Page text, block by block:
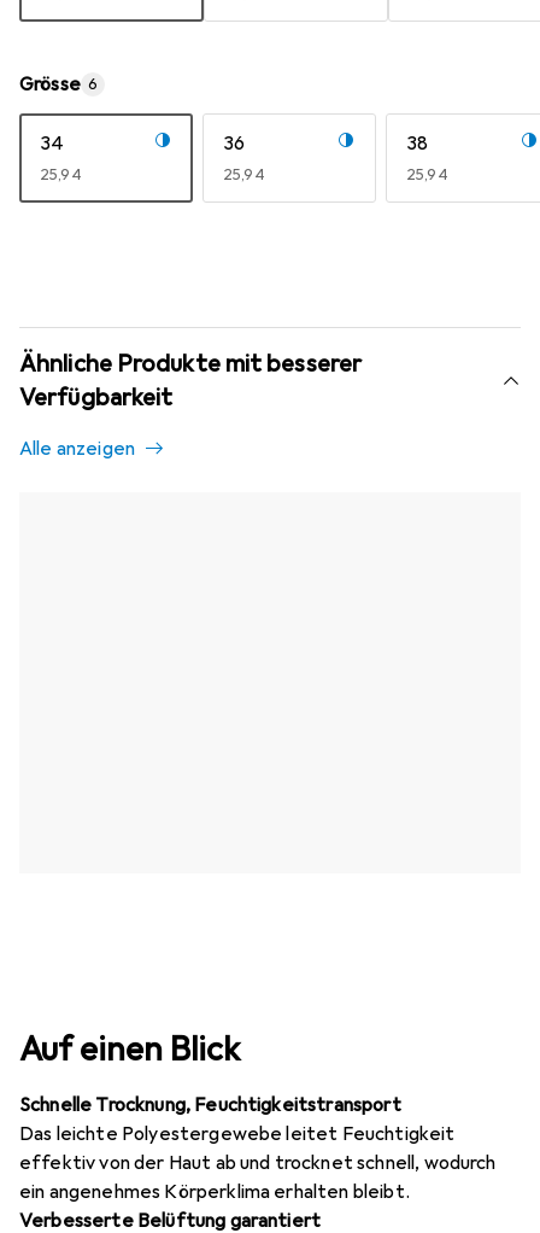
Grösse 6
34
EUR
25,94
36
EUR
25,94
38
EUR
25,94
Ähnliche Produkte mit besserer
Verfügbarkeit
Alle anzeigen
Auf einen Blick
Schnelle Trocknung, Feuchtigkeitstransport
Das leichte Polyestergewebe leitet Feuchtigkeit
effektiv von der Haut ab und trocknet schnell, wodurch
ein angenehmes Körperklima erhalten bleibt.
Verbesserte Belüftung garantiert